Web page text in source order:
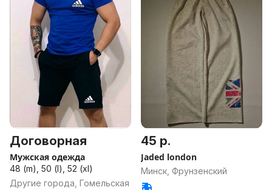
Договорная
Мужская одежда
48 (m), 50 (l), 52 (xl)
Другие города, Гомельская
45 р.
Jaded london
Минск, Фрунзенский